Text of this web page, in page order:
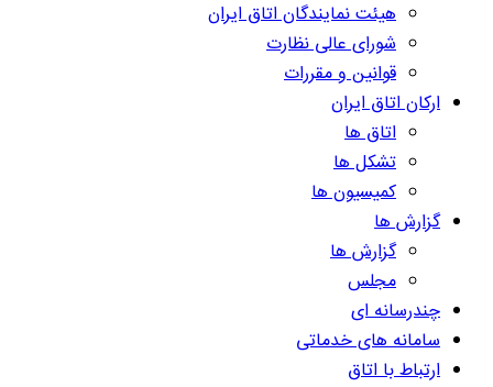
هیئت نمایندگان اتاق ایران
شورای عالی نظارت
قوانین و مقررات
ارکان اتاق ایران
اتاق ها
تشکل ها
کمیسیون ها
گزارش ها
گزارش ها
مجلس
چندرسانه ای
سامانه های خدماتی
ارتباط با اتاق